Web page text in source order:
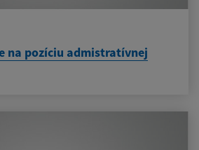
na pozíciu admistratívnej